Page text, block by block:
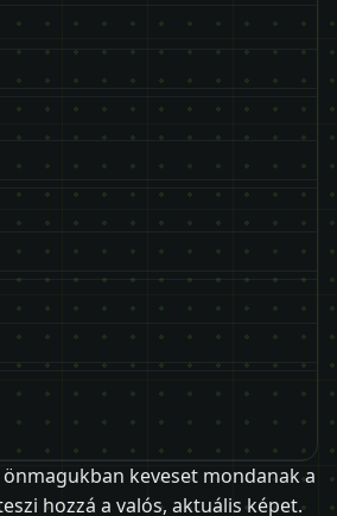
keveset mondanak a
hozzá a valós, aktuális képet.